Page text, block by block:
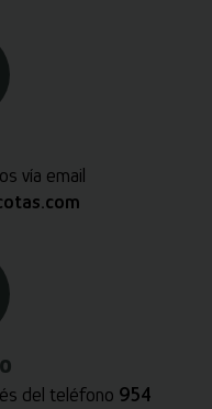
vía email
del teléfono 954